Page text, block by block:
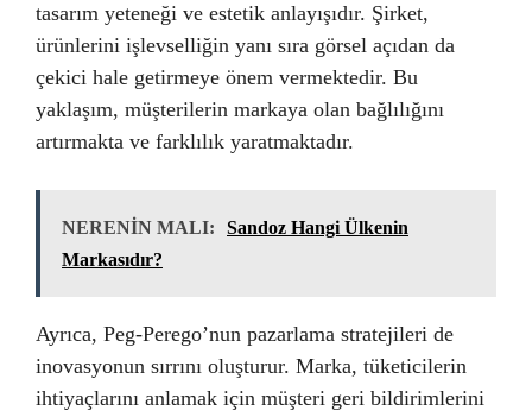
tasarım yeteneği ve estetik anlayışıdır. Şirket,
ürünlerini işlevselliğin yanı sıra görsel açıdan da
çekici hale getirmeye önem vermektedir. Bu
yaklaşım, müşterilerin markaya olan bağlılığını
artırmakta ve farklılık yaratmaktadır.
NERENİN MALI:
Sandoz Hangi Ülkenin
Markasıdır?
Ayrıca, Peg-Perego’nun pazarlama stratejileri de
inovasyonun sırrını oluşturur. Marka, tüketicilerin
ihtiyaçlarını anlamak için müşteri geri bildirimlerini